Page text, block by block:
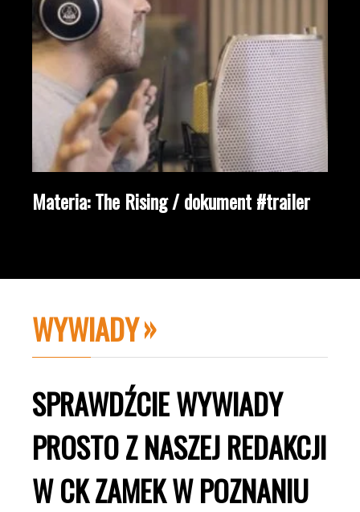
Materia: The Rising / dokument #trailer
WYWIADY
SPRAWDŹCIE WYWIADY
PROSTO Z NASZEJ REDAKCJI
W CK ZAMEK W POZNANIU